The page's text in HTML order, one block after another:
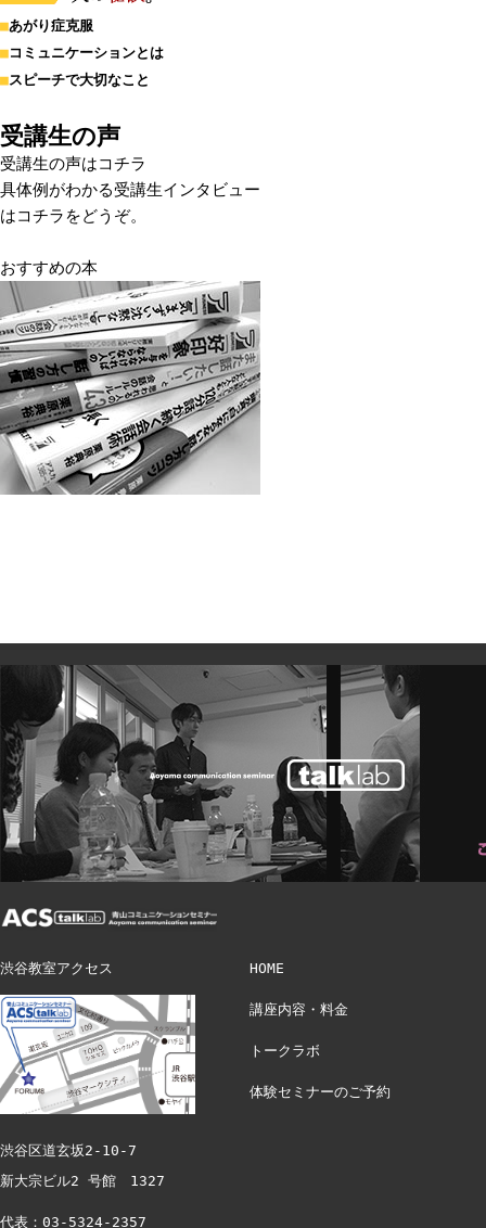
■あがり症克服
■コミュニケーションとは
■スピーチで大切なこと
受講生の声
受講生の声はコチラ
具体例がわかる受講生インタビュー
はコチラをどうぞ。
おすすめの本
渋谷教室アクセス
渋谷区道玄坂2-10-7
新大宗ビル2 号館 1327
代表：03-5324-2357
HOME
講座内容・料金
トークラボ
体験セミナーのご予約